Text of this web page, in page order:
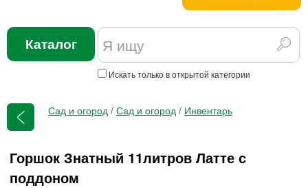
Каталог
Искать только в открытой категории
Сад и огород / Сад и огород / Инвентарь
Горшок Знатный 11литров Латте с
поддоном